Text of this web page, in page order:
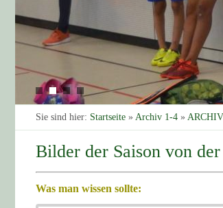
Sie sind hier: Startseite » Archiv 1-4 »
Bilder der Saison von
Was man wissen sollte: